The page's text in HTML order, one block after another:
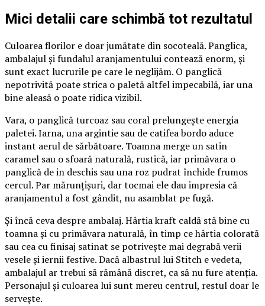
Mici detalii care schimbă tot rezultatul
Culoarea florilor e doar jumătate din socoteală. Panglica,
ambalajul și fundalul aranjamentului contează enorm, și
sunt exact lucrurile pe care le neglijăm. O panglică
nepotrivită poate strica o paletă altfel impecabilă, iar una
bine aleasă o poate ridica vizibil.
Vara, o panglică turcoaz sau coral prelungește energia
paletei. Iarna, una argintie sau de catifea bordo aduce
instant aerul de sărbătoare. Toamna merge un satin
caramel sau o sfoară naturală, rustică, iar primăvara o
panglică de in deschis sau una roz pudrat închide frumos
cercul. Par mărunțișuri, dar tocmai ele dau impresia că
aranjamentul a fost gândit, nu asamblat pe fugă.
Și încă ceva despre ambalaj. Hârtia kraft caldă stă bine cu
toamna și cu primăvara naturală, în timp ce hârtia colorată
sau cea cu finisaj satinat se potrivește mai degrabă verii
vesele și iernii festive. Dacă albastrul lui Stitch e vedeta,
ambalajul ar trebui să rămână discret, ca să nu fure atenția.
Personajul și culoarea lui sunt mereu centrul, restul doar le
servește.